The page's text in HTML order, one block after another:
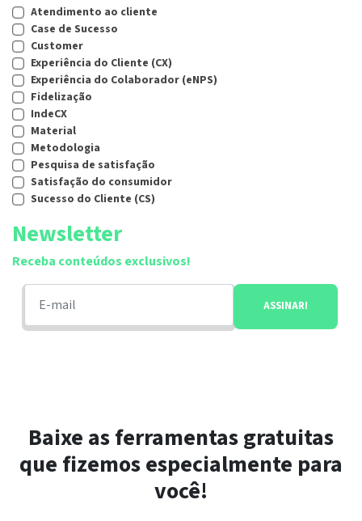
Atendimento ao cliente
Case de Sucesso
Customer
Experiência do Cliente (CX)
Experiência do Colaborador (eNPS)
Fidelização
IndeCX
Material
Metodologia
Pesquisa de satisfação
Satisfação do consumidor
Sucesso do Cliente (CS)
Newsletter
Receba conteúdos exclusivos!
Baixe as ferramentas gratuitas
que fizemos especialmente para
você!